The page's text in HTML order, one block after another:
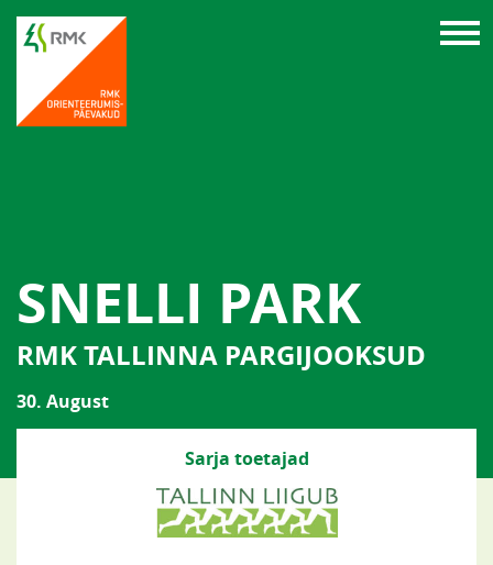
SNELLI PARK
RMK TALLINNA PARGIJOOKSUD
30. August
Sarja toetajad